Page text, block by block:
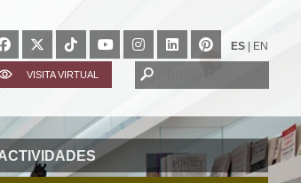
ES EN
VISITA VIRTUAL